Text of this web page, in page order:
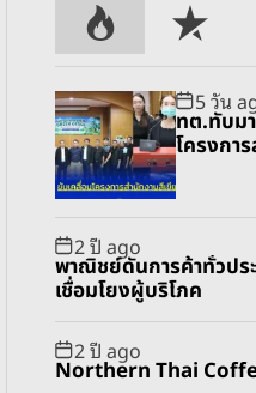
P
o
p
u
l
a
r
R
e
c
e
n
t
5 วัน
ทต.ทับม
โครงกา
2 ปี ago
พาณิชย์ดันการค้าทั่วปร
เชื่อมโยงผู้บริโภค
2 ปี ago
Northern Thai